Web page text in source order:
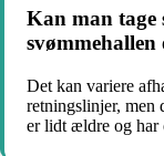
Kan man tage
svømmehallen
Det kan variere
retningslinjer, men
er lidt ældre og har